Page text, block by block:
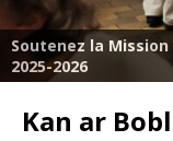
Soutenez la
2025-2026
Kan ar